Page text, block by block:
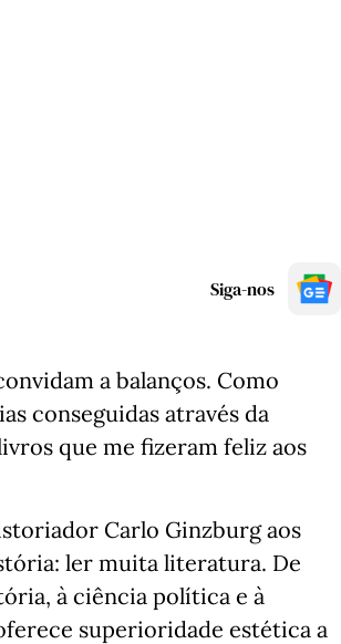
Siga-nos
a balanços. Como
conseguidas através da
que me fizeram feliz aos
Carlo Ginzburg aos
ler muita literatura. De
à ciência política e à
superioridade estética a